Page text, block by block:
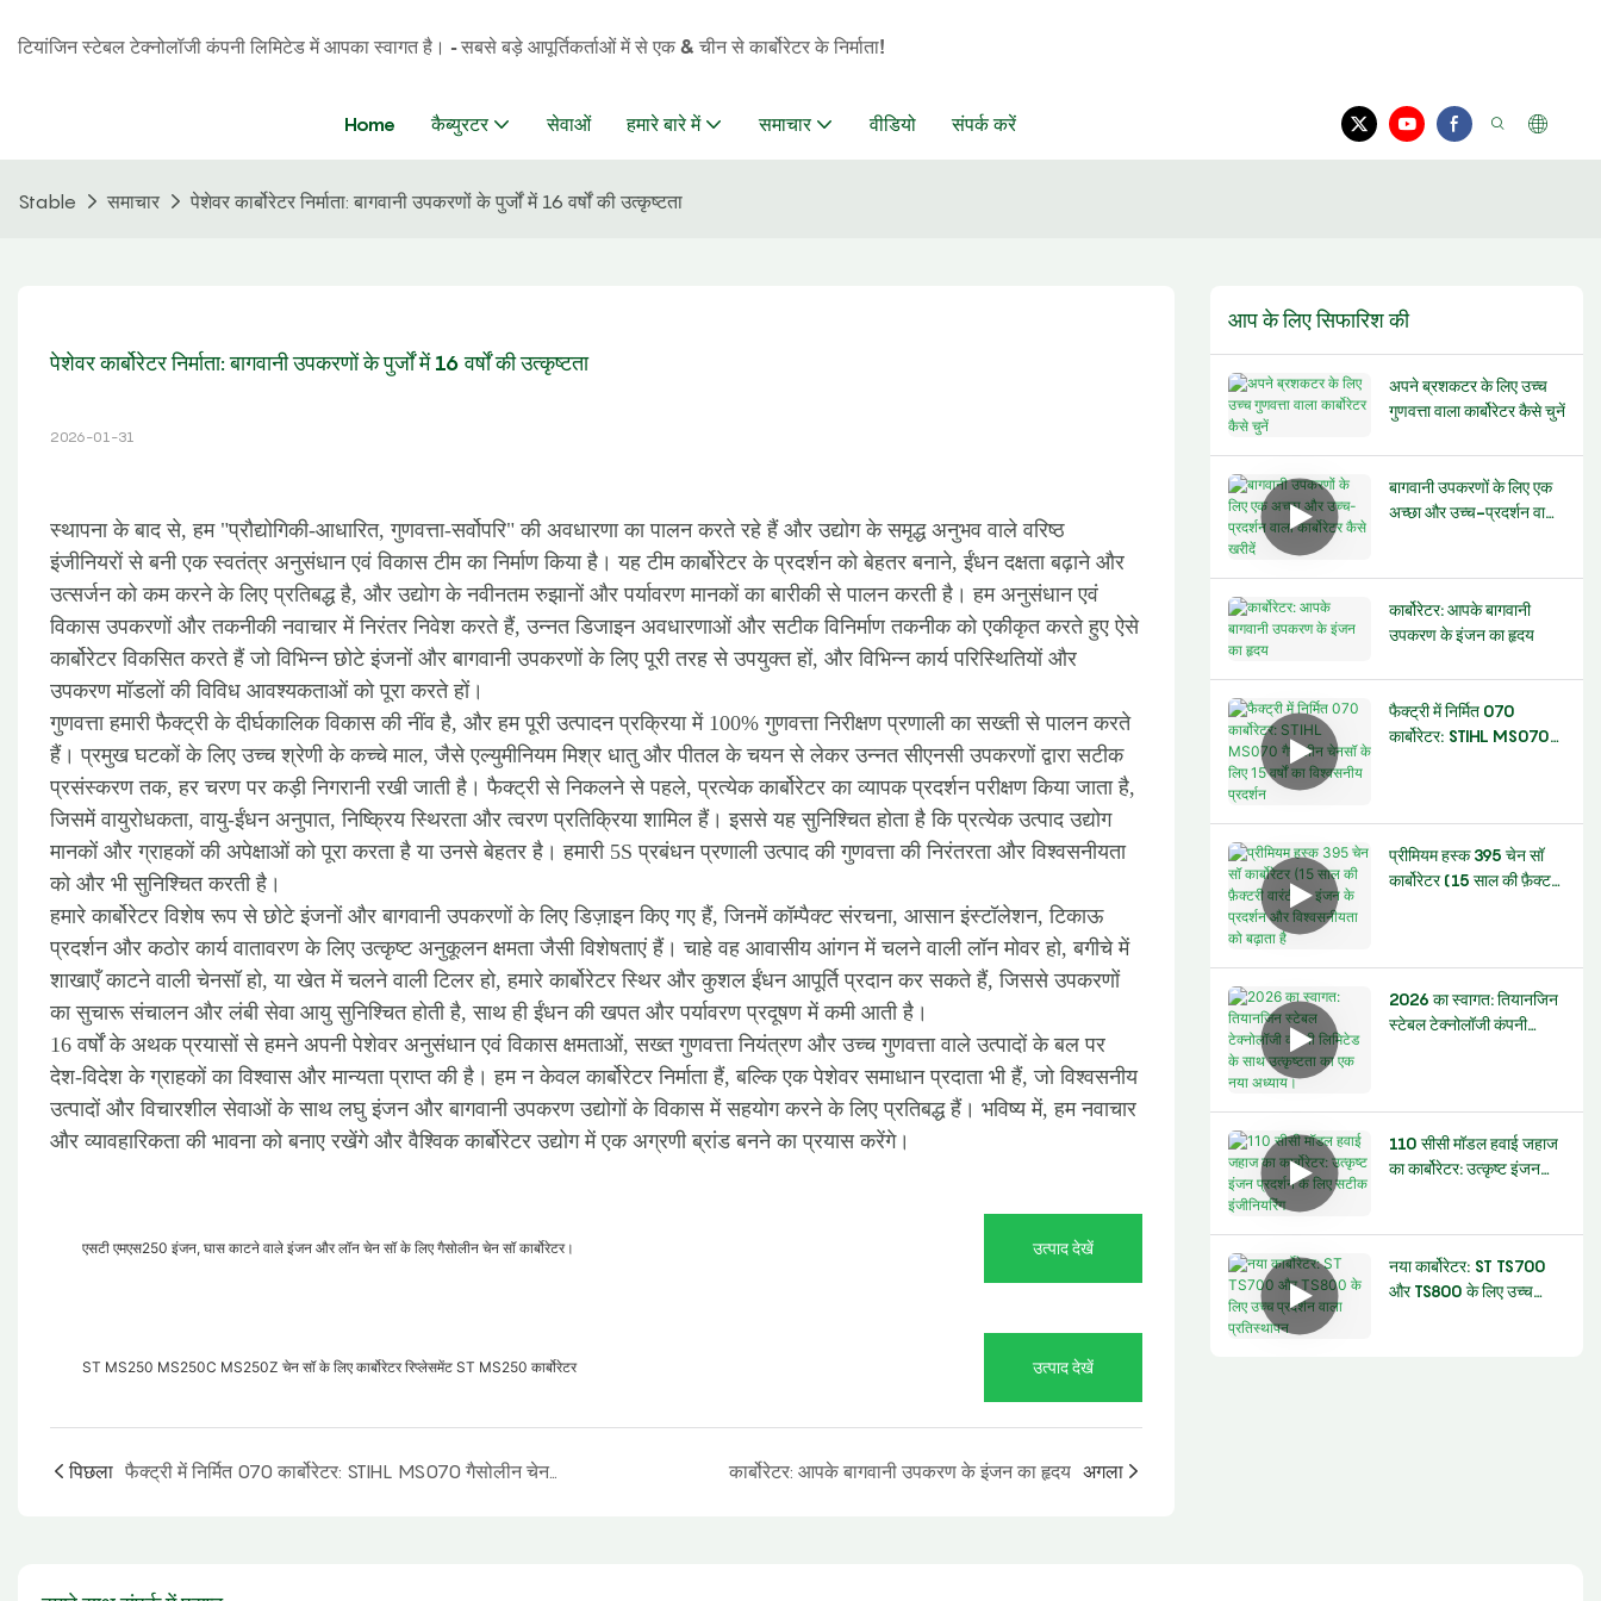
टियांजिन स्टेबल टेक्नोलॉजी कंपनी लिमिटेड में आपका स्वागत है। - सबसे बड़े आपूर्तिकर्ताओं में से एक & चीन से कार्बोरेटर के निर्माता!
Home कैब्युरटर सेवाओं हमारे बारे में समाचार वीडियो संपर्क करें
Stable समाचार पेशेवर कार्बोरेटर निर्माता: बागवानी उपकरणों के पुर्जों में 16 वर्षों की उत्कृष्टता
पेशेवर कार्बोरेटर निर्माता: बागवानी उपकरणों के पुर्जों में 16 वर्षों की उत्कृष्टता
2026-01-31
स्थापना के बाद से, हम "प्रौद्योगिकी-आधारित, गुणवत्ता-सर्वोपरि" की अवधारणा का पालन करते रहे हैं और उद्योग के समृद्ध अनुभव वाले वरिष्ठ
इंजीनियरों से बनी एक स्वतंत्र अनुसंधान एवं विकास टीम का निर्माण किया है। यह टीम कार्बोरेटर के प्रदर्शन को बेहतर बनाने, ईंधन दक्षता बढ़ाने और
उत्सर्जन को कम करने के लिए प्रतिबद्ध है, और उद्योग के नवीनतम रुझानों और पर्यावरण मानकों का बारीकी से पालन करती है। हम अनुसंधान एवं
विकास उपकरणों और तकनीकी नवाचार में निरंतर निवेश करते हैं, उन्नत डिजाइन अवधारणाओं और सटीक विनिर्माण तकनीक को एकीकृत करते हुए ऐसे
कार्बोरेटर विकसित करते हैं जो विभिन्न छोटे इंजनों और बागवानी उपकरणों के लिए पूरी तरह से उपयुक्त हों, और विभिन्न कार्य परिस्थितियों और
उपकरण मॉडलों की विविध आवश्यकताओं को पूरा करते हों।
गुणवत्ता हमारी फैक्ट्री के दीर्घकालिक विकास की नींव है, और हम पूरी उत्पादन प्रक्रिया में 100% गुणवत्ता निरीक्षण प्रणाली का सख्ती से पालन करते
हैं। प्रमुख घटकों के लिए उच्च श्रेणी के कच्चे माल, जैसे एल्युमीनियम मिश्र धातु और पीतल के चयन से लेकर उन्नत सीएनसी उपकरणों द्वारा सटीक
प्रसंस्करण तक, हर चरण पर कड़ी निगरानी रखी जाती है। फैक्ट्री से निकलने से पहले, प्रत्येक कार्बोरेटर का व्यापक प्रदर्शन परीक्षण किया जाता है,
जिसमें वायुरोधकता, वायु-ईंधन अनुपात, निष्क्रिय स्थिरता और त्वरण प्रतिक्रिया शामिल हैं। इससे यह सुनिश्चित होता है कि प्रत्येक उत्पाद उद्योग
मानकों और ग्राहकों की अपेक्षाओं को पूरा करता है या उनसे बेहतर है। हमारी 5S प्रबंधन प्रणाली उत्पाद की गुणवत्ता की निरंतरता और विश्वसनीयता
को और भी सुनिश्चित करती है।
हमारे कार्बोरेटर विशेष रूप से छोटे इंजनों और बागवानी उपकरणों के लिए डिज़ाइन किए गए हैं, जिनमें कॉम्पैक्ट संरचना, आसान इंस्टॉलेशन, टिकाऊ
प्रदर्शन और कठोर कार्य वातावरण के लिए उत्कृष्ट अनुकूलन क्षमता जैसी विशेषताएं हैं। चाहे वह आवासीय आंगन में चलने वाली लॉन मोवर हो, बगीचे में
शाखाएँ काटने वाली चेनसॉ हो, या खेत में चलने वाली टिलर हो, हमारे कार्बोरेटर स्थिर और कुशल ईंधन आपूर्ति प्रदान कर सकते हैं, जिससे उपकरणों
का सुचारू संचालन और लंबी सेवा आयु सुनिश्चित होती है, साथ ही ईंधन की खपत और पर्यावरण प्रदूषण में कमी आती है।
16 वर्षों के अथक प्रयासों से हमने अपनी पेशेवर अनुसंधान एवं विकास क्षमताओं, सख्त गुणवत्ता नियंत्रण और उच्च गुणवत्ता वाले उत्पादों के बल पर
देश-विदेश के ग्राहकों का विश्वास और मान्यता प्राप्त की है। हम न केवल कार्बोरेटर निर्माता हैं, बल्कि एक पेशेवर समाधान प्रदाता भी हैं, जो विश्वसनीय
उत्पादों और विचारशील सेवाओं के साथ लघु इंजन और बागवानी उपकरण उद्योगों के विकास में सहयोग करने के लिए प्रतिबद्ध हैं। भविष्य में, हम नवाचार
और व्यावहारिकता की भावना को बनाए रखेंगे और वैश्विक कार्बोरेटर उद्योग में एक अग्रणी ब्रांड बनने का प्रयास करेंगे।
एसटी एमएस250 इंजन, घास काटने वाले इंजन और लॉन चेन सॉ के लिए गैसोलीन चेन सॉ कार्बोरेटर। उत्पाद देखें
ST MS250 MS250C MS250Z चेन सॉ के लिए कार्बोरेटर रिप्लेसमेंट ST MS250 कार्बोरेटर उत्पाद देखें
पिछला फैक्ट्री में निर्मित 070 कार्बोरेटर: STIHL MS070 गैसोलीन चेनसॉ के लिए 15 वर्षों का विश्वसनीय प्रदर्शन कार्बोरेटर: आपके बागवानी उपकरण के इंजन का हृदय अगला
आप के लिए सिफारिश की
अपने ब्रशकटर के लिए उच्च
गुणवत्ता वाला कार्बोरेटर कैसे चुनें
बागवानी उपकरणों के लिए एक
अच्छा और उच्च-प्रदर्शन वाला
कार्बोरेटर: आपके बागवानी
उपकरण के इंजन का हृदय
फैक्ट्री में निर्मित 070
कार्बोरेटर: STIHL MS070
प्रीमियम हस्क 395 चेन सॉ
कार्बोरेटर (15 साल की फ़ैक्टरी
2026 का स्वागत: तियानजिन
स्टेबल टेक्नोलॉजी कंपनी
110 सीसी मॉडल हवाई जहाज
का कार्बोरेटर: उत्कृष्ट इंजन
नया कार्बोरेटर: ST TS700
और TS800 के लिए उच्च